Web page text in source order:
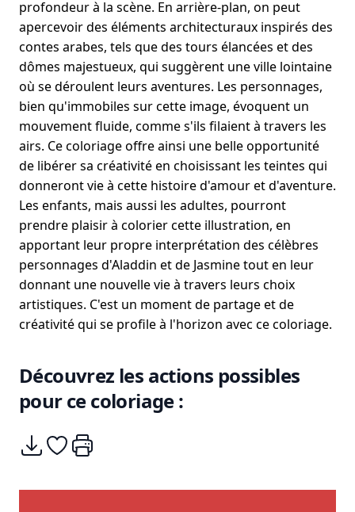
profondeur à la scène. En arrière-plan, on peut
apercevoir des éléments architecturaux inspirés des
contes arabes, tels que des tours élancées et des
dômes majestueux, qui suggèrent une ville lointaine
où se déroulent leurs aventures. Les personnages,
bien qu'immobiles sur cette image, évoquent un
mouvement fluide, comme s'ils filaient à travers les
airs. Ce coloriage offre ainsi une belle opportunité
de libérer sa créativité en choisissant les teintes qui
donneront vie à cette histoire d'amour et d'aventure.
Les enfants, mais aussi les adultes, pourront
prendre plaisir à colorier cette illustration, en
apportant leur propre interprétation des célèbres
personnages d'Aladdin et de Jasmine tout en leur
donnant une nouvelle vie à travers leurs choix
artistiques. C'est un moment de partage et de
créativité qui se profile à l'horizon avec ce coloriage.
Découvrez les actions possibles
pour ce coloriage :
Télécharger
Ajouter à mes coups de coeurs
Imprimer